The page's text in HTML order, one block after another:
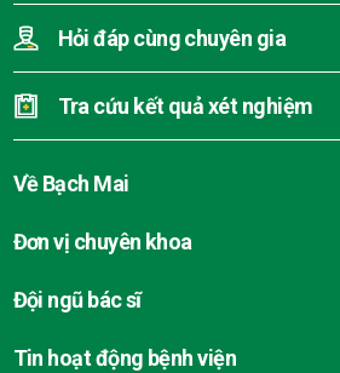
Hỏi đáp cùng chuyên gia
Tra cứu kết quả xét nghiệm
Về Bạch Mai
Đơn vị chuyên khoa
Đội ngũ bác sĩ
Tin hoạt động bệnh viện